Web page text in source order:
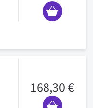
168,30 €